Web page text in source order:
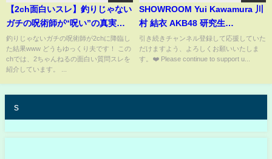
【2ch面白いスレ】釣りじゃない
ガチの呪術師が“呪い”の真実を
ぶちまけるw【ゆっくり解説】
釣りじゃないガチの呪術師が2chに降臨し
た結果www どうもゆっくり夫です！ この
chでは、2ちゃんねるの面白い質問スレを
紹介しています。 ...
SHOWROOM Yui Kawamura 川
村 結衣 AKB48 研究生
2024/12/26 12:01 JST
引き続きチャンネル登録して応援していた
だけますよう、よろしくお願いいたしま
す。❤️ Please continue to support u...
s